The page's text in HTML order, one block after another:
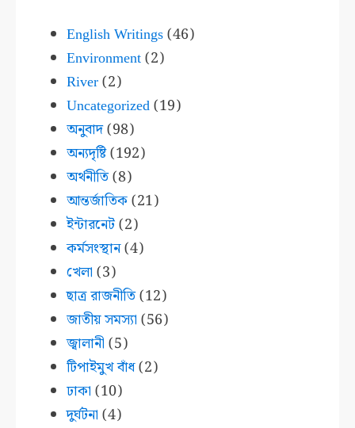
English Writings(46)
Environment(2)
River(2)
Uncategorized(19)
অনুবাদ(98)
অন্যদৃষ্টি(192)
অর্থনীতি(8)
আন্তর্জাতিক(21)
ইন্টারনেট(2)
কর্মসংস্থান(4)
খেলা (3)
ছাত্র রাজনীতি(12)
জাতীয় সমস্যা (56)
জ্বালানী (5)
টিপাইমুখ বাঁধ(2)
ঢাকা (10)
দুর্ঘটনা (4)